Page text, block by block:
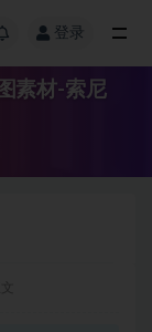
登录
素材-索尼